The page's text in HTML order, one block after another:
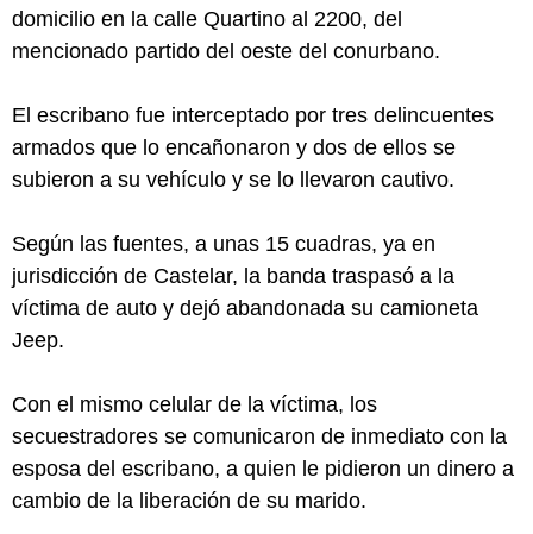
domicilio en la calle Quartino al 2200, del
mencionado partido del oeste del conurbano.
El escribano fue interceptado por tres delincuentes
armados que lo encañonaron y dos de ellos se
subieron a su vehículo y se lo llevaron cautivo.
Según las fuentes, a unas 15 cuadras, ya en
jurisdicción de Castelar, la banda traspasó a la
víctima de auto y dejó abandonada su camioneta
Jeep.
Con el mismo celular de la víctima, los
secuestradores se comunicaron de inmediato con la
esposa del escribano, a quien le pidieron un dinero a
cambio de la liberación de su marido.